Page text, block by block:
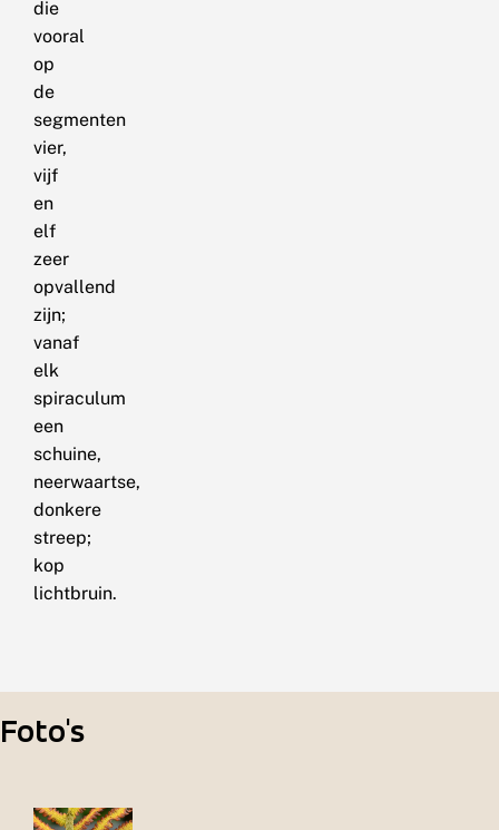
die
vooral
op
de
segmenten
vier,
vijf
en
elf
zeer
opvallend
zijn;
vanaf
elk
spiraculum
een
schuine,
neerwaartse,
donkere
streep;
kop
lichtbruin.
Foto's